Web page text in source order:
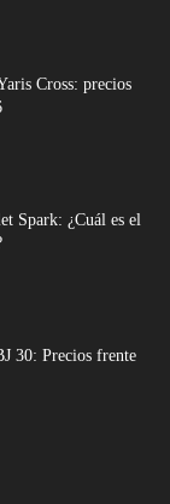
Cross: precios
Spark: ¿Cuál es el
30: Precios frente